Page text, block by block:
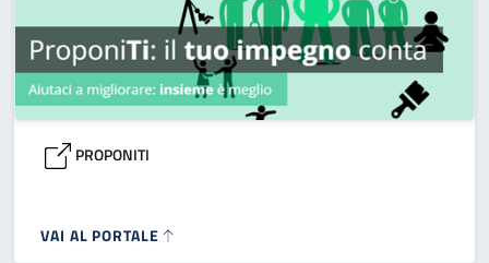
PROPONITI
VAI AL PORTALE